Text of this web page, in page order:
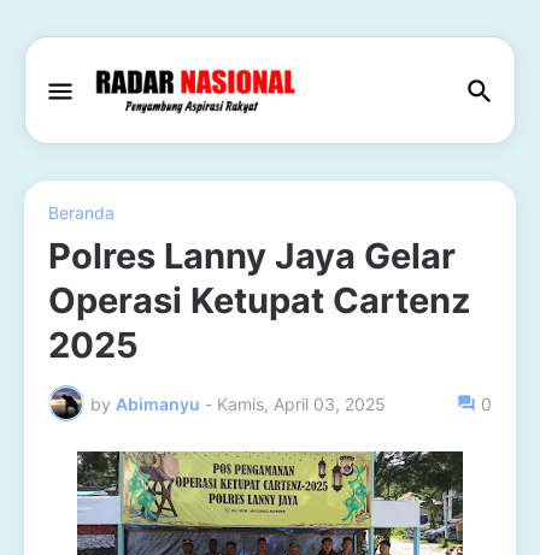
Beranda
Polres Lanny Jaya Gelar
Operasi Ketupat Cartenz
2025
by Abimanyu - Kamis, April 03, 2025 0